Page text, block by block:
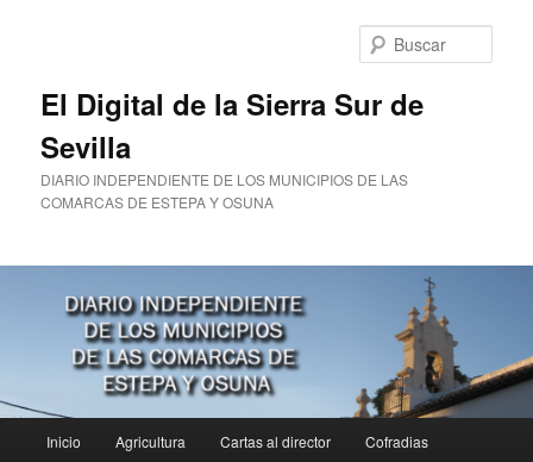
El Digital de la Sierra Sur de
Sevilla
DIARIO INDEPENDIENTE DE LOS MUNICIPIOS DE LAS
COMARCAS DE ESTEPA Y OSUNA
principal
Inicio Agricultura Cartas al director Cofradias